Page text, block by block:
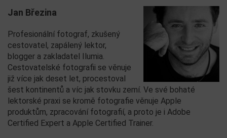
Jan Březina
Profesionální fotograf, zkušený
cestovatel, zapálený lektor,
blogger a zakladatel Ilumia.
Cestovatelské fotografii se věnuje
již více jak deset let, procestoval
šest kontinentů a víc jak stovku zemí. Ve své bohaté
lektorské praxi se kromě fotografie věnuje Apple
produktům, zpracování fotografií, a proto je i Adobe
Certified Expert a Apple Certified Trainer.